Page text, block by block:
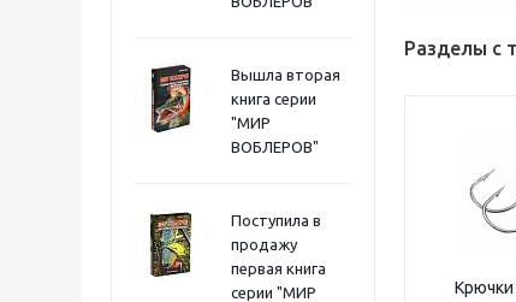
Вышла вторая
книга серии
"МИР
ВОБЛЕРОВ"
Поступила в
продажу
первая книга
серии "МИР
Разделы с